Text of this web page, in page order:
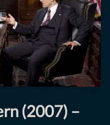
(2007) –